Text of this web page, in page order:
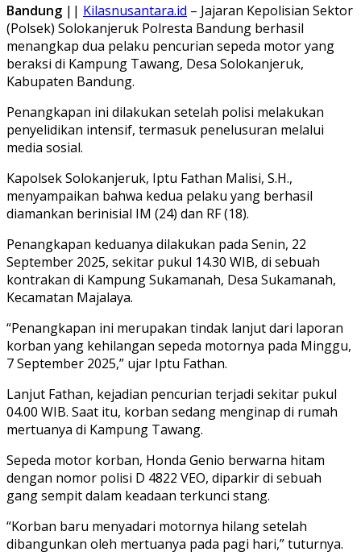
Bandung || Kilasnusantara.id – Jajaran Kepolisian Sektor
(Polsek) Solokanjeruk Polresta Bandung berhasil
menangkap dua pelaku pencurian sepeda motor yang
beraksi di Kampung Tawang, Desa Solokanjeruk,
Kabupaten Bandung.
Penangkapan ini dilakukan setelah polisi melakukan
penyelidikan intensif, termasuk penelusuran melalui
media sosial.
Kapolsek Solokanjeruk, Iptu Fathan Malisi, S.H.,
menyampaikan bahwa kedua pelaku yang berhasil
diamankan berinisial IM (24) dan RF (18).
Penangkapan keduanya dilakukan pada Senin, 22
September 2025, sekitar pukul 14.30 WIB, di sebuah
kontrakan di Kampung Sukamanah, Desa Sukamanah,
Kecamatan Majalaya.
“Penangkapan ini merupakan tindak lanjut dari laporan
korban yang kehilangan sepeda motornya pada Minggu,
7 September 2025,” ujar Iptu Fathan.
Lanjut Fathan, kejadian pencurian terjadi sekitar pukul
04.00 WIB. Saat itu, korban sedang menginap di rumah
mertuanya di Kampung Tawang.
Sepeda motor korban, Honda Genio berwarna hitam
dengan nomor polisi D 4822 VEO, diparkir di sebuah
gang sempit dalam keadaan terkunci stang.
“Korban baru menyadari motornya hilang setelah
dibangunkan oleh mertuanya pada pagi hari,” tuturnya.